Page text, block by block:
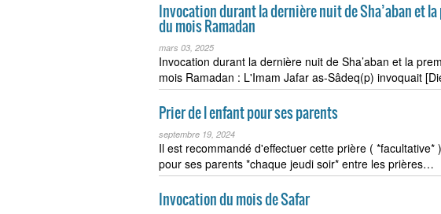
Invocation durant la dernière nuit de Sha’aban et
du mois Ramadan
mars 03, 2025
Invocation durant la dernière nuit de Sha’aban et la
mois Ramadan : L'Imam Jafar as-Sâdeq(p) invoquait
Prier de l enfant pour ses parents
septembre 19, 2024
Il est recommandé d'effectuer cette prière ( *facultative*
pour ses parents *chaque jeudi soir* entre les prières…
Invocation du mois de Safar